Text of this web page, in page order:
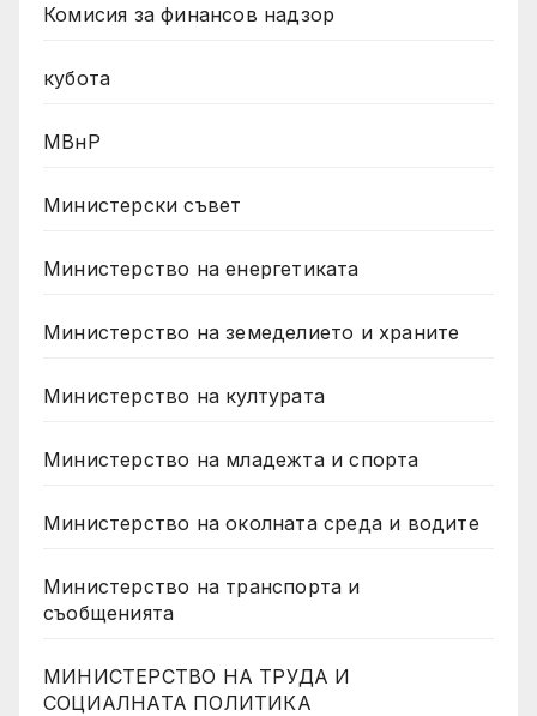
Комисия за финансов надзор
кубота
МВнР
Министерски съвет
Министерство на енергетиката
Министерство на земеделието и храните
Министерство на културата
Министерство на младежта и спорта
Министерство на околната среда и водите
Министерство на транспорта и
съобщенията
МИНИСТЕРСТВО НА ТРУДА И
СОЦИАЛНАТА ПОЛИТИКА